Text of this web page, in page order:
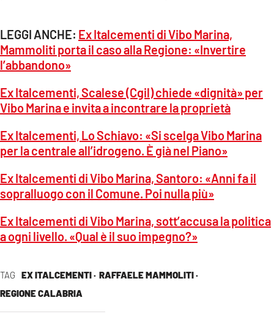
TAG EX ITALCEMENTI · RAFFAELE MAMMOLITI ·
REGIONE CALABRIA
LEGGI ANCHE: Ex Italcementi di Vibo Marina,
Mammoliti porta il caso alla Regione: «Invertire
l’abbandono»
Ex Italcementi, Scalese (Cgil) chiede «dignità» per
Vibo Marina e invita a incontrare la proprietà
Ex Italcementi, Lo Schiavo: «Si scelga Vibo Marina
per la centrale all’idrogeno. È già nel Piano»
Ex Italcementi di Vibo Marina, Santoro: «Anni fa il
sopralluogo con il Comune. Poi nulla più»
Ex Italcementi di Vibo Marina, sott’accusa la politica
a ogni livello. «Qual è il suo impegno?»